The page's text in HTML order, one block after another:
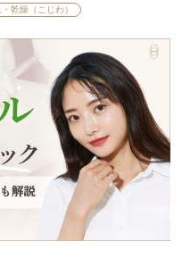
・乾燥（こじわ）